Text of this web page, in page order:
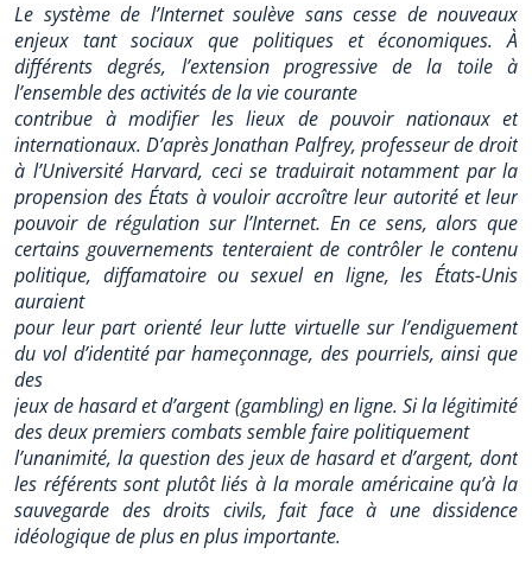
Le système de l’Internet soulève sans cesse de nouveaux
enjeux tant sociaux que politiques et économiques. À
différents degrés, l’extension progressive de la toile à
l’ensemble des activités de la vie courante
contribue à modifier les lieux de pouvoir nationaux et
internationaux. D’après Jonathan Palfrey, professeur de droit
à l’Université Harvard, ceci se traduirait notamment par la
propension des États à vouloir accroître leur autorité et leur
pouvoir de régulation sur l’Internet. En ce sens, alors que
certains gouvernements tenteraient de contrôler le contenu
politique, diffamatoire ou sexuel en ligne, les États-Unis
auraient
pour leur part orienté leur lutte virtuelle sur l’endiguement
du vol d’identité par hameçonnage, des pourriels, ainsi que
des
jeux de hasard et d’argent (gambling) en ligne. Si la légitimité
des deux premiers combats semble faire politiquement
l’unanimité, la question des jeux de hasard et d’argent, dont
les référents sont plutôt liés à la morale américaine qu’à la
sauvegarde des droits civils, fait face à une dissidence
idéologique de plus en plus importante.